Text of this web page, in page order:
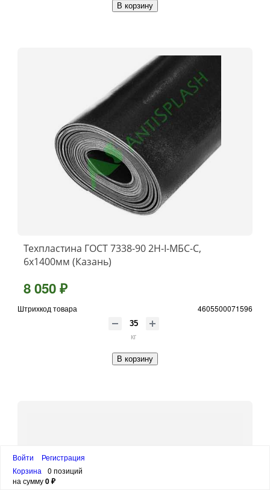
В корзину
Техпластина ГОСТ 7338-90 2Н-I-МБС-С,
6x1400мм (Казань)
8 050 ₽
Штрихкод товара 4605500071596
кг
В корзину
Войти
Регистрация
Корзина
0 позиций
на сумму0 ₽